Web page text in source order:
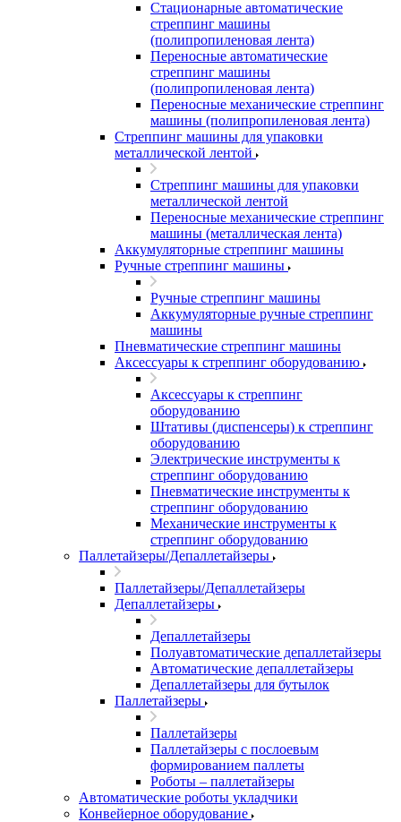
Стационарные автоматические
стреппинг машины
(полипропиленовая лента)
Переносные автоматические
стреппинг машины
(полипропиленовая лента)
Переносные механические стреппинг
машины (полипропиленовая лента)
Стреппинг машины для упаковки
металлической лентой
Стреппинг машины для упаковки
металлической лентой
Переносные механические стреппинг
машины (металлическая лента)
Аккумуляторные стреппинг машины
Ручные стреппинг машины
Ручные стреппинг машины
Аккумуляторные ручные стреппинг
машины
Пневматические стреппинг машины
Аксессуары к стреппинг оборудованию
Аксессуары к стреппинг
оборудованию
Штативы (диспенсеры) к стреппинг
оборудованию
Электрические инструменты к
стреппинг оборудованию
Пневматические инструменты к
стреппинг оборудованию
Механические инструменты к
стреппинг оборудованию
Паллетайзеры/Депаллетайзеры
Паллетайзеры/Депаллетайзеры
Депаллетайзеры
Депаллетайзеры
Полуавтоматические депаллетайзеры
Автоматические депаллетайзеры
Депаллетайзеры для бутылок
Паллетайзеры
Паллетайзеры
Паллетайзеры с послоевым
формированием паллеты
Роботы – паллетайзеры
Автоматические роботы укладчики
Конвейерное оборудование